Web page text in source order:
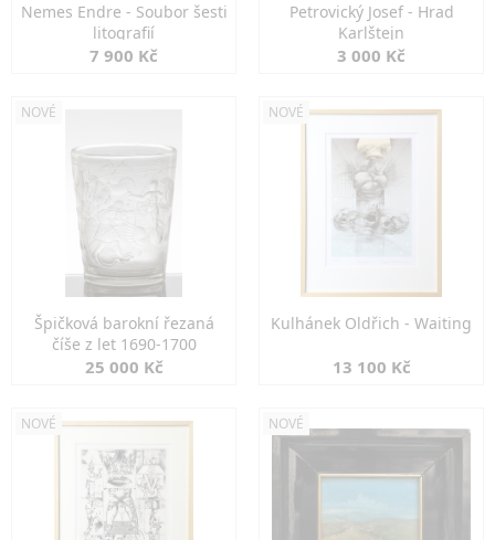
Nemes Endre - Soubor šesti
litografií
7 900 Kč
Petrovický Josef - Hrad
Karlštejn
3 000 Kč
NOVÉ
Špičková barokní řezaná
číše z let 1690-1700
25 000 Kč
NOVÉ
Kulhánek Oldřich - Waiting
13 100 Kč
NOVÉ NOVÉ